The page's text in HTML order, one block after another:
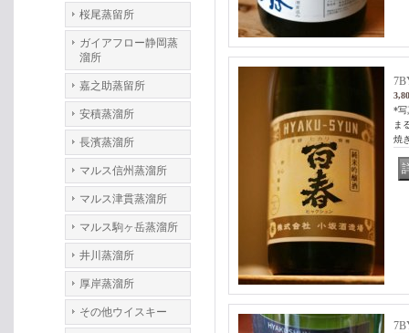
桜尾蒸留所
ガイアフロー静岡蒸
溜所
嘉之助蒸留所
安積蒸溜所
長濱蒸溜所
マルス信州蒸溜所
マルス津貫蒸溜所
マルス駒ヶ岳蒸溜所
井川蒸溜所
厚岸蒸溜所
その他ウイスキー
*写
ま
焼